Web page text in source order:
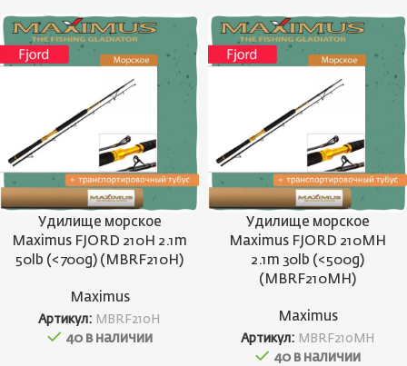
Удилище морское
Maximus FJORD 210H 2.1m
50lb (<700g) (MBRF210H)
Maximus
Артикул: MBRF210H
40 в наличии
Удилище морское
Maximus FJORD 210MH
2.1m 30lb (<500g)
(MBRF210MH)
Maximus
Артикул: MBRF210MH
40 в наличии